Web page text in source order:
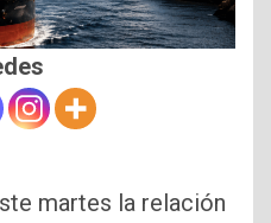
martes la relación